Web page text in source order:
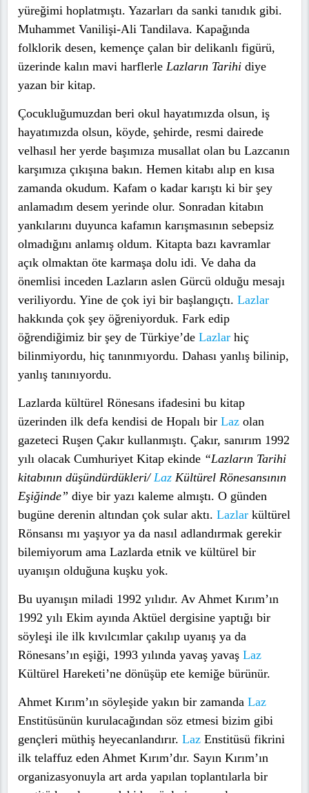
yüreğimi hoplatmıştı. Yazarları da sanki tanıdık gibi.
Muhammet Vanilişi-Ali Tandilava. Kapağında
folklorik desen, kemençe çalan bir delikanlı figürü,
üzerinde kalın mavi harflerle Lazların Tarihi diye
yazan bir kitap.
Çocukluğumuzdan beri okul hayatımızda olsun, iş
hayatımızda olsun, köyde, şehirde, resmi dairede
velhasıl her yerde başımıza musallat olan bu Lazcanın
karşımıza çıkışına bakın. Hemen kitabı alıp en kısa
zamanda okudum. Kafam o kadar karıştı ki bir şey
anlamadım desem yerinde olur. Sonradan kitabın
yankılarını duyunca kafamın karışmasının sebepsiz
olmadığını anlamış oldum. Kitapta bazı kavramlar
açık olmaktan öte karmaşa dolu idi. Ve daha da
önemlisi inceden Lazların aslen Gürcü olduğu mesajı
veriliyordu. Yine de çok iyi bir başlangıçtı. Lazlar
hakkında çok şey öğreniyorduk. Fark edip
öğrendiğimiz bir şey de Türkiye’de Lazlar hiç
bilinmiyordu, hiç tanınmıyordu. Dahası yanlış bilinip,
yanlış tanınıyordu.
Lazlarda kültürel Rönesans ifadesini bu kitap
üzerinden ilk defa kendisi de Hopalı bir Laz olan
gazeteci Ruşen Çakır kullanmıştı. Çakır, sanırım 1992
yılı olacak Cumhuriyet Kitap ekinde “Lazların Tarihi
kitabının düşündürdükleri/Laz Kültürel Rönesansının
Eşiğinde” diye bir yazı kaleme almıştı. O günden
bugüne derenin altından çok sular aktı. Lazlar kültürel
Rönsansı mı yaşıyor ya da nasıl adlandırmak gerekir
bilemiyorum ama Lazlarda etnik ve kültürel bir
uyanışın olduğuna kuşku yok.
Bu uyanışın miladi 1992 yılıdır. Av Ahmet Kırım’ın
1992 yılı Ekim ayında Aktüel dergisine yaptığı bir
söyleşi ile ilk kıvılcımlar çakılıp uyanış ya da
Rönesans’ın eşiği, 1993 yılında yavaş yavaş Laz
Kültürel Hareketi’ne dönüşüp ete kemiğe bürünür.
Ahmet Kırım’ın söyleşide yakın bir zamanda Laz
Enstitüsünün kurulacağından söz etmesi bizim gibi
gençleri müthiş heyecanlandırır. Laz Enstitüsü fikrini
ilk telaffuz eden Ahmet Kırım’dır. Sayın Kırım’ın
organizasyonuyla art arda yapılan toplantılarla bir